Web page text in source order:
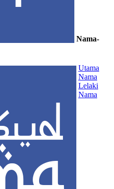
Nama-
Utama
Nama
Lelaki
Nama